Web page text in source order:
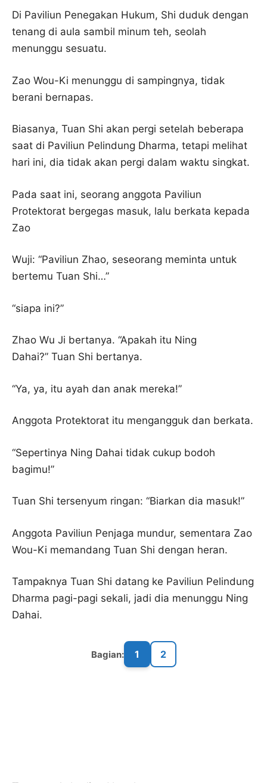
Di Paviliun Penegakan Hukum, Shi duduk dengan
tenang di aula sambil minum teh, seolah
menunggu sesuatu.
Zao Wou-Ki menunggu di sampingnya, tidak
berani bernapas.
Biasanya, Tuan Shi akan pergi setelah beberapa
saat di Paviliun Pelindung Dharma, tetapi melihat
hari ini, dia tidak akan pergi dalam waktu singkat.
Pada saat ini, seorang anggota Paviliun
Protektorat bergegas masuk, lalu berkata kepada
Zao
Wuji: “Paviliun Zhao, seseorang meminta untuk
bertemu Tuan Shi…”
“siapa ini?”
Zhao Wu Ji bertanya. “Apakah itu Ning
Dahai?” Tuan Shi bertanya.
“Ya, ya, itu ayah dan anak mereka!”
Anggota Protektorat itu mengangguk dan berkata.
“Sepertinya Ning Dahai tidak cukup bodoh
bagimu!”
Tuan Shi tersenyum ringan: “Biarkan dia masuk!”
Anggota Paviliun Penjaga mundur, sementara Zao
Wou-Ki memandang Tuan Shi dengan heran.
Tampaknya Tuan Shi datang ke Paviliun Pelindung
Dharma pagi-pagi sekali, jadi dia menunggu Ning
Dahai.
Bagian: 1 2